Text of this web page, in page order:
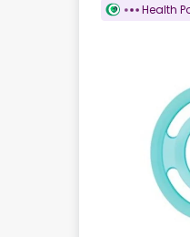
Cosmética Health